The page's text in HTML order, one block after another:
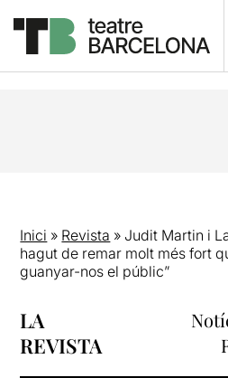
Inici » Revista » Judit Martin i
hagut de remar molt més fort
guanyar-nos el públic”
LA
REVISTA